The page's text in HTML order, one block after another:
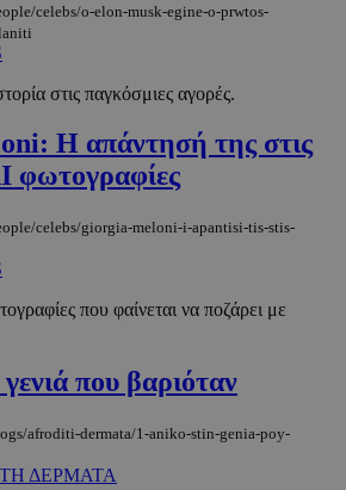
celebs/o-elon-musk-egine-o-prwtos-
στις παγκόσμιες αγορές.
Η απάντησή της στις
φωτογραφίες
celebs/giorgia-meloni-i-apantisi-tis-stis-
που φαίνεται να ποζάρει με
που βαριόταν
afroditi-dermata/1-aniko-stin-genia-poy-
ΔΕΡΜΑΤΑ